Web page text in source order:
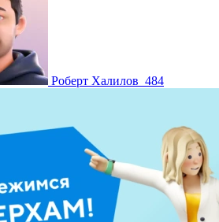
Роберт Халилов 484